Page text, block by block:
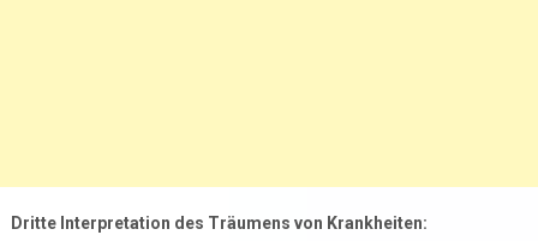
Dritte Interpretation des Träumens von Krankheiten: